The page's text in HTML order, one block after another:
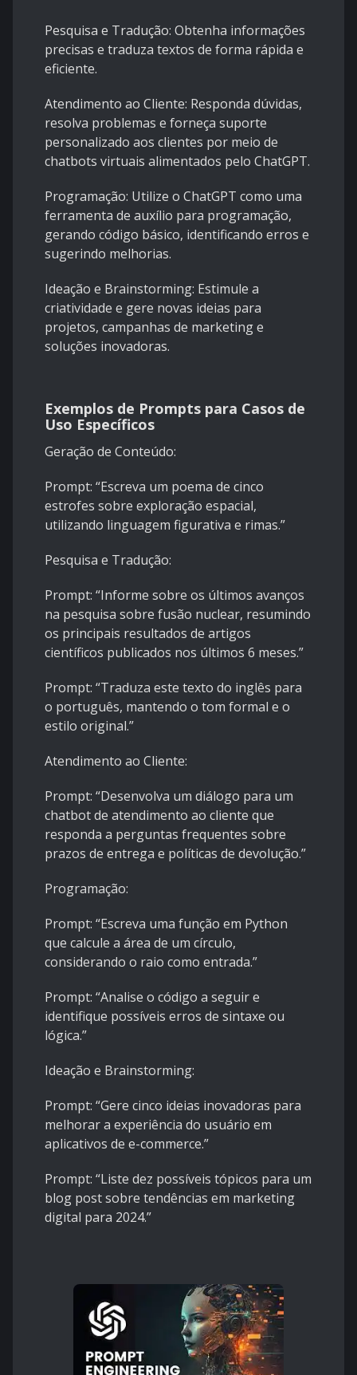
Pesquisa e Tradução: Obtenha informações
precisas e traduza textos de forma rápida e
eficiente.
Atendimento ao Cliente: Responda dúvidas,
resolva problemas e forneça suporte
personalizado aos clientes por meio de
chatbots virtuais alimentados pelo ChatGPT.
Programação: Utilize o ChatGPT como uma
ferramenta de auxílio para programação,
gerando código básico, identificando erros e
sugerindo melhorias.
Ideação e Brainstorming: Estimule a
criatividade e gere novas ideias para
projetos, campanhas de marketing e
soluções inovadoras.
Exemplos de Prompts para Casos de
Uso Específicos
Geração de Conteúdo:
Prompt: “Escreva um poema de cinco
estrofes sobre exploração espacial,
utilizando linguagem figurativa e rimas.”
Pesquisa e Tradução:
Prompt: “Informe sobre os últimos avanços
na pesquisa sobre fusão nuclear, resumindo
os principais resultados de artigos
científicos publicados nos últimos 6 meses.”
Prompt: “Traduza este texto do inglês para
o português, mantendo o tom formal e o
estilo original.”
Atendimento ao Cliente:
Prompt: “Desenvolva um diálogo para um
chatbot de atendimento ao cliente que
responda a perguntas frequentes sobre
prazos de entrega e políticas de devolução.”
Programação:
Prompt: “Escreva uma função em Python
que calcule a área de um círculo,
considerando o raio como entrada.”
Prompt: “Analise o código a seguir e
identifique possíveis erros de sintaxe ou
lógica.”
Ideação e Brainstorming:
Prompt: “Gere cinco ideias inovadoras para
melhorar a experiência do usuário em
aplicativos de e-commerce.”
Prompt: “Liste dez possíveis tópicos para um
blog post sobre tendências em marketing
digital para 2024.”